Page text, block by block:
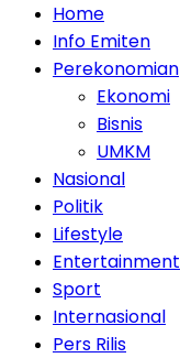
Home
Info Emiten
Perekonomian
Ekonomi
Bisnis
UMKM
Nasional
Politik
Lifestyle
Entertainment
Sport
Internasional
Pers Rilis